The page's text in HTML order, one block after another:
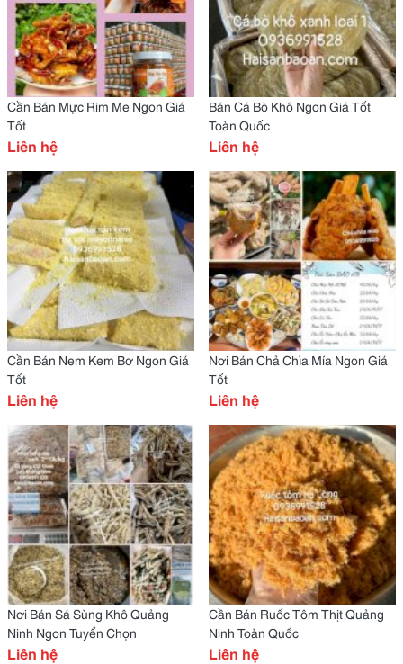
Cần Bán Mực Rim Me Ngon Giá
Tốt
Liên hệ
Bán Cá Bò Khô Ngon Giá Tốt
Toàn Quốc
Liên hệ
Cần Bán Nem Kem Bơ Ngon Giá
Tốt
Liên hệ
Nơi Bán Chả Chìa Mía Ngon Giá
Tốt
Liên hệ
Nơi Bán Sá Sùng Khô Quảng
Ninh Ngon Tuyển Chọn
Liên hệ
Cần Bán Ruốc Tôm Thịt Quảng
Ninh Toàn Quốc
Liên hệ